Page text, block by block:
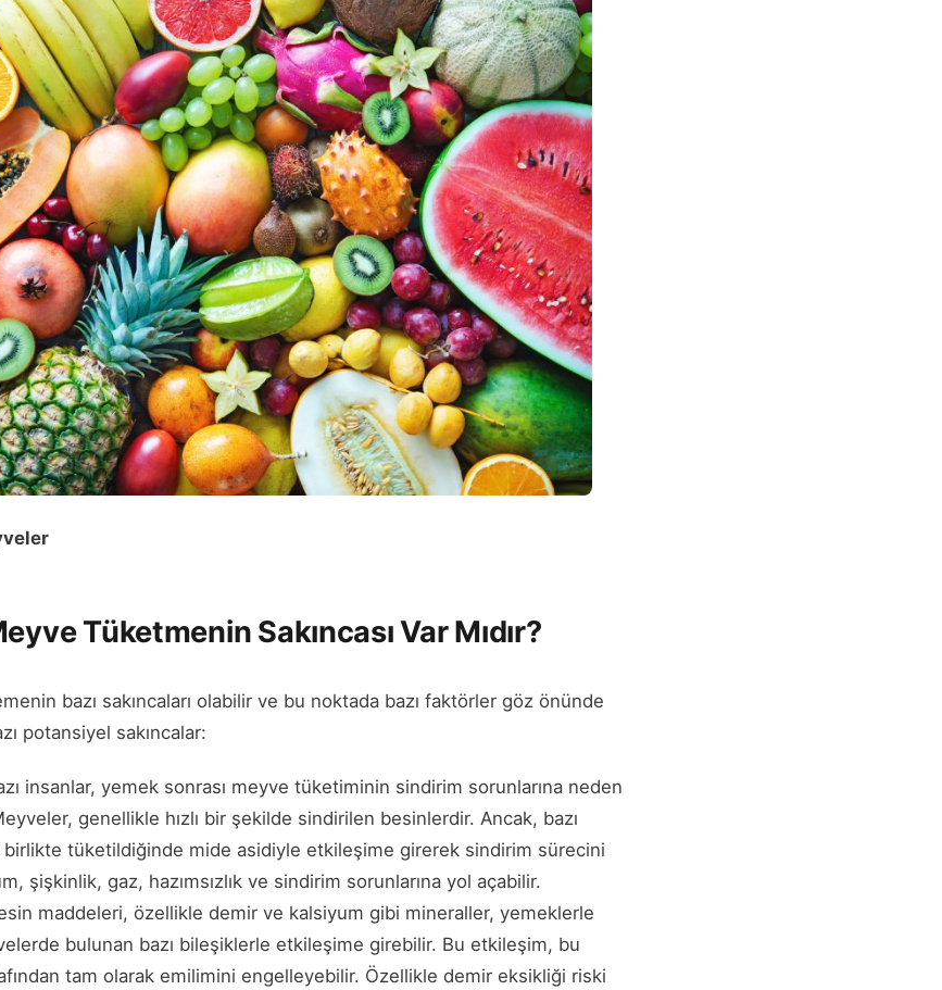
Tüketmenin Sakıncası Var Mıdır?
bazı sakıncaları olabilir ve bu noktada bazı faktörler göz önünde
potansiyel sakıncalar:
insanlar, yemek sonrası meyve tüketiminin sindirim sorunlarına neden
genellikle hızlı bir şekilde sindirilen besinlerdir. Ancak, bazı
tüketildiğinde mide asidiyle etkileşime girerek sindirim sürecini
şişkinlik, gaz, hazımsızlık ve sindirim sorunlarına yol açabilir.
maddeleri, özellikle demir ve kalsiyum gibi mineraller, yemeklerle
bulunan bazı bileşiklerle etkileşime girebilir. Bu etkileşim, bu
tam olarak emilimini engelleyebilir. Özellikle demir eksikliği riski